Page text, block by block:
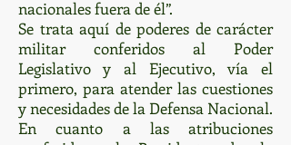
nacionales fuera de él”.
Se trata aquí de poderes de carácter
militar conferidos al Poder
Legislativo y al Ejecutivo, vía el
primero, para atender las cuestiones
y necesidades de la Defensa Nacional.
En cuanto a las atribuciones